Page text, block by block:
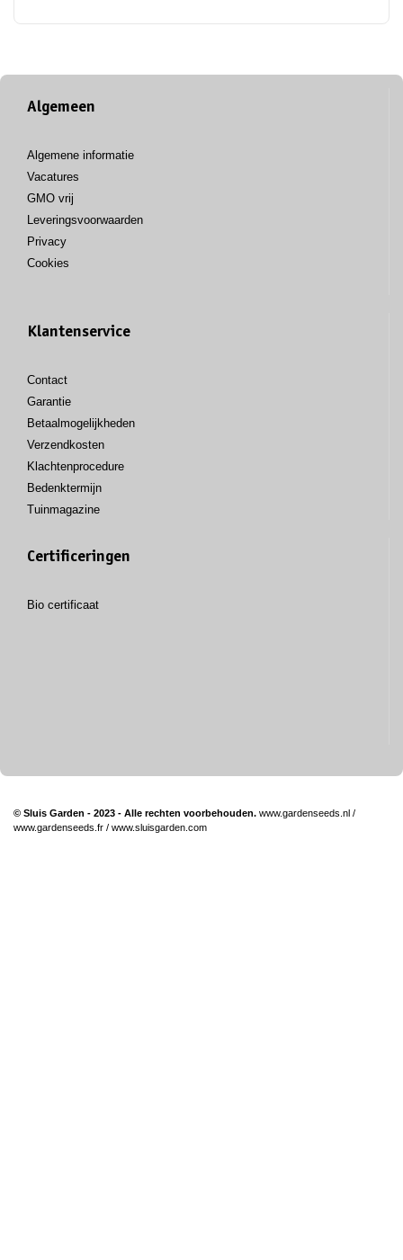
Algemeen
Algemene informatie
Vacatures
GMO vrij
Leveringsvoorwaarden
Privacy
Cookies
Klantenservice
Contact
Garantie
Betaalmogelijkheden
Verzendkosten
Klachtenprocedure
Bedenktermijn
Tuinmagazine
Certificeringen
Bio certificaat
© Sluis Garden - 2023 - Alle rechten voorbehouden. www.gardenseeds.nl /
www.gardenseeds.fr / www.sluisgarden.com